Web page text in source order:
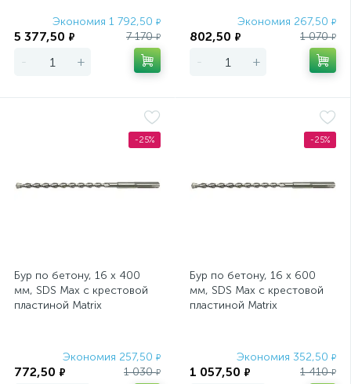
Экономия 1 792,50 ₽
5 377,50 ₽ 7 170₽
- +
Экономия 267,50 ₽
802,50 ₽ 1 070₽
- +
-25%
Бур по бетону, 16 х 400
мм, SDS Max c крестовой
пластиной Matrix
Экономия 257,50 ₽
772,50 ₽ 1 030₽
-25%
Бур по бетону, 16 х 600
мм, SDS Max c крестовой
пластиной Matrix
Экономия 352,50 ₽
1 057,50 ₽ 1 410₽